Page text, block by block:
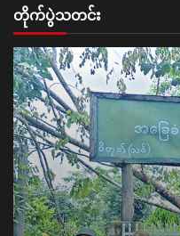
တိုက်ပွဲသတင်း